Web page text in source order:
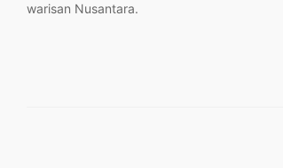
warisan Nusantara.